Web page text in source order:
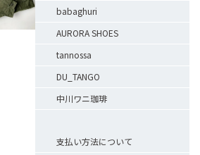
babaghuri
AURORA SHOES
tannossa
DU_TANGO
中川ワニ珈琲
支払い方法について